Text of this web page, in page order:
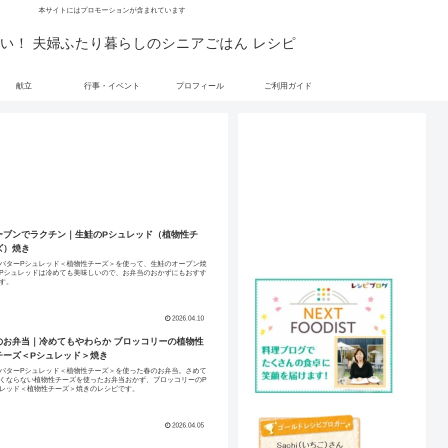
本サイトにはプロモーションが含まれています
！ 夫婦ふたり暮らしのシニアごはん レシピ
献立 行事・イベント プロフィール ご利用ガイド
ブンでラクチン｜生鮭のPシュレッド（植物性チ
）焼き
ターPシュレッド＜植物性チーズ＞を使って、生鮭のオーブン焼
シュレッドは冷めても美味しいので、お弁当のおかずにもおすす
。
2026.04.10
お弁当｜冷めてもやわらか ブロッコリーの植物性
ーズ＜Pシュレッド＞焼き
ターPシュレッド＜植物性チーズ＞を使った春のお弁当。さめて
ならない植物性チーズを使ったお弁当おかず、ブロッコリーのP
ッド＜植物性チーズ＞焼きのレシピです。
2026.04.05